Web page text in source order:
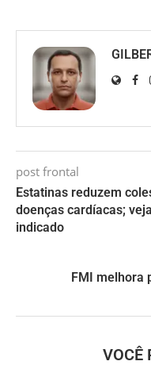
post frontal
Estatinas reduzem
doenças cardíacas;
indicado
FMI melhora
VOCÊ